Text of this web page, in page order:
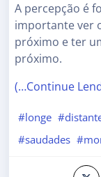
A percepção é
importante ver
próximo e ter
próximo.
(…Continue
#longe
#saudades